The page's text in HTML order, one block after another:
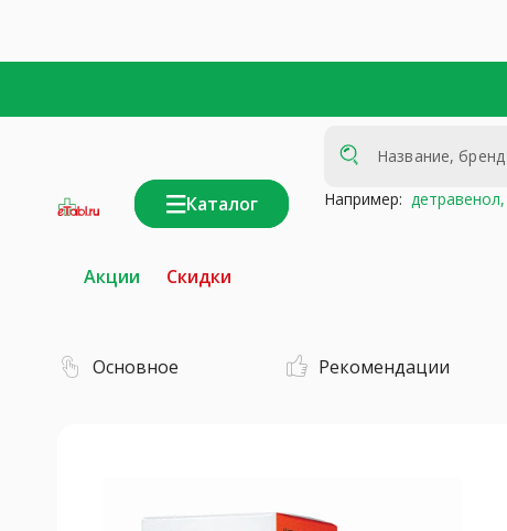
Каталог Например: детравенол,
Акции Скидки
Основное Рекомендации